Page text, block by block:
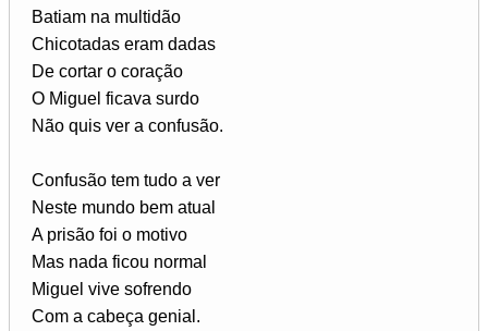
Batiam na multidão
Chicotadas eram dadas
De cortar o coração
O Miguel ficava surdo
Não quis ver a confusão.
Confusão tem tudo a ver
Neste mundo bem atual
A prisão foi o motivo
Mas nada ficou normal
Miguel vive sofrendo
Com a cabeça genial.